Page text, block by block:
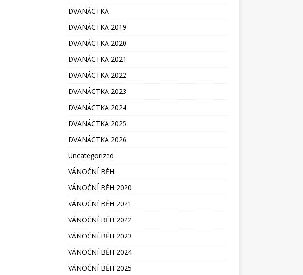
DVANÁCTKA
DVANÁCTKA 2019
DVANÁCTKA 2020
DVANÁCTKA 2021
DVANÁCTKA 2022
DVANÁCTKA 2023
DVANÁCTKA 2024
DVANÁCTKA 2025
DVANÁCTKA 2026
Uncategorized
VÁNOČNÍ BĚH
VÁNOČNÍ BĚH 2020
VÁNOČNÍ BĚH 2021
VÁNOČNÍ BĚH 2022
VÁNOČNÍ BĚH 2023
VÁNOČNÍ BĚH 2024
VÁNOČNÍ BĚH 2025